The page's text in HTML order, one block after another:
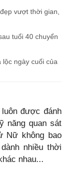
vượt thời gian,
tuổi 40 chuyển
ngày cuối của
được đánh
năng quan sát
Nữ không bao
nhiều thời
nhau...